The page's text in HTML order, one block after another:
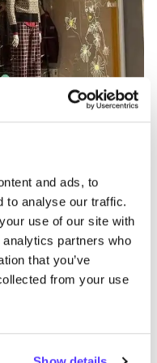
and ads, to
to analyse our traffic.
use of our site with
partners who
that you’ve
from your use
en ligne
Map